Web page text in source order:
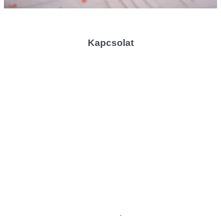
Kapcsolat